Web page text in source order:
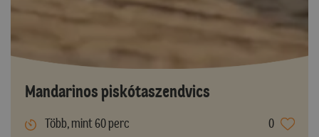
Mandarinos piskótaszendvics
Több, mint 60 perc
0